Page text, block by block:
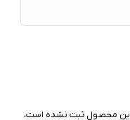
این محصول ثبت نشده است،